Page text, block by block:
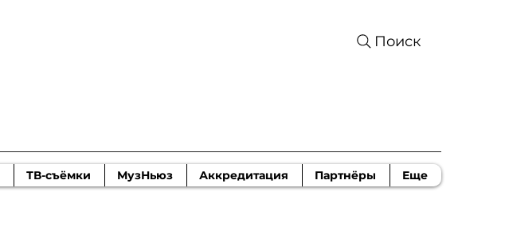
Поиск
ТВ-съёмки МузНьюз Аккредитация Партнёры Еще